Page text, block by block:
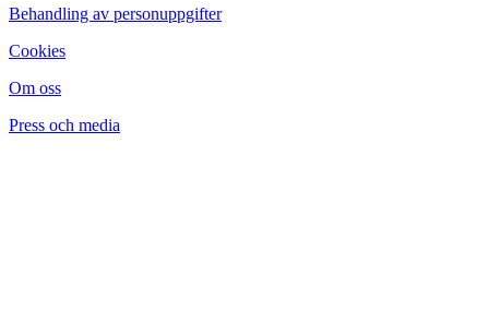
Behandling av personuppgifter
Cookies
Om oss
Press och media